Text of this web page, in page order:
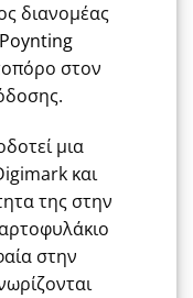
διανομέας
Poynting
στον
μια
και
της στην
στην